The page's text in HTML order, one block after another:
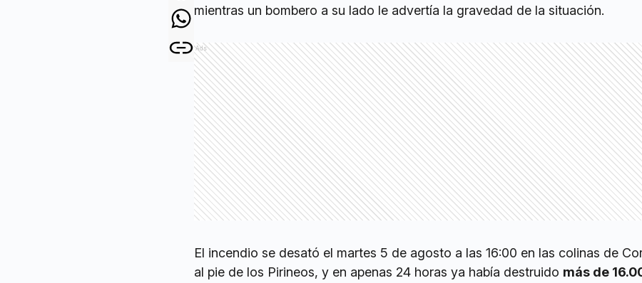
mientras un bombero a su lado le advertía la gravedad de la situación.
Ads
El incendio se desató el martes 5 de agosto a las 16:00 en las colinas de
al pie de los Pirineos, y en apenas 24 horas ya había destruido más de